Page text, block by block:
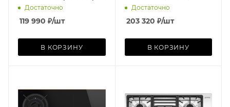
Достаточно
119 990 ₽/шт
В КОРЗИНУ
конф., профиль медный,
чёрное стекло/чёрный
Достаточно
203 320 ₽/шт
В КОРЗИНУ